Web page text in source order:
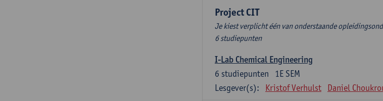
Project CIT
Je kiest verplicht één van onderstaande
6 studiepunten
I-Lab Chemical Engineering
1E SEM
6 studiepunten
Lesgever(s):
Kristof Verhulst Daniel